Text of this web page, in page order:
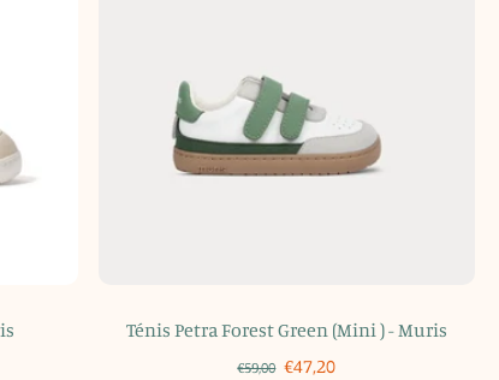
Ténis Petra Forest Green (Mini ) - Muris
€59,00 €47,20